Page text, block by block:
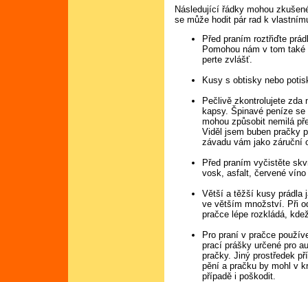
Následující řádky mohou
se může hodit pár rad k
Před praním roztřiďte
Pomohou nám v tom
perte zvlášť.
Kusy s obtisky nebo
Pečlivě zkontrolujete zda
kapsy. Špinavé peníze
mohou způsobit nemilá
Viděl jsem buben pračky
závadu vám jako záruční
Před praním vyčistěte
vosk, asfalt, červené víno
Větší a těžší kusy prádla
ve větším množství. Při
pračce lépe rozkládá,
Pro praní v pračce
prací prášky určené pro
pračky. Jiný prostředek
pění a pračku by mohl v
případě i poškodit.